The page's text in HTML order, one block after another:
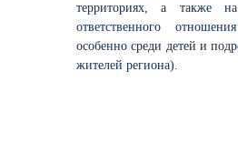
территориях, а также
ответственного
особенносреди детей и
жителей региона).